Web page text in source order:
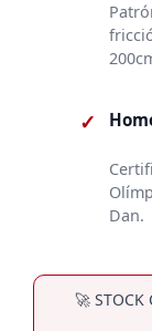
✓
Dan.
🚀 STOCK